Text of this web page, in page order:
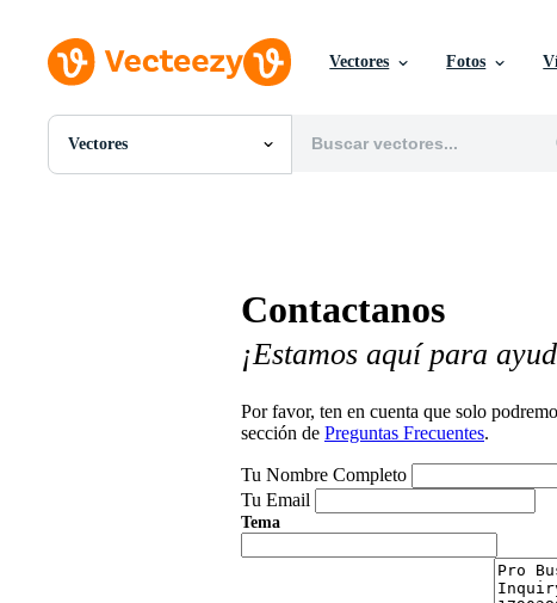
Vectores Fotos
Vectores
Todas Imágenes
Gráficos en Movimiento
Contactanos
¡Estamos aquí para
Por favor, ten en cuenta que solo
sección de Preguntas Frecuentes.
Tu Nombre Completo
Tu Email
Tema